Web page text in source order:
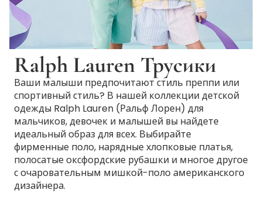
Ralph Lauren Трусики
Ваши малыши предпочитают стиль преппи или
спортивный стиль? В нашей коллекции детской
одежды Ralph Lauren (Ральф Лорен) для
мальчиков, девочек и малышей вы найдете
идеальный образ для всех. Выбирайте
фирменные поло, нарядные хлопковые платья,
полосатые оксфордские рубашки и многое другое
с очаровательным мишкой-поло американского
дизайнера.